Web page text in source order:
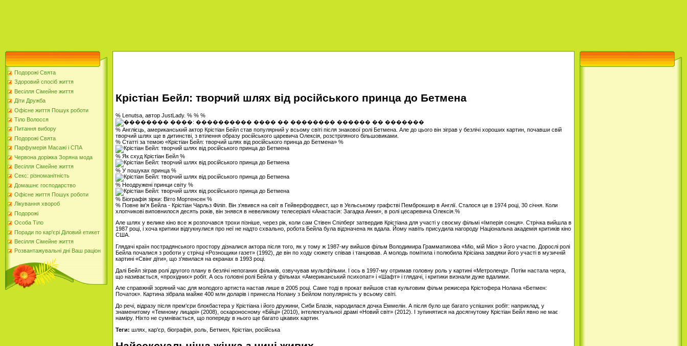
Подорожі Свята
Здоровий спосіб життя
Весілля Сімейне життя
Діти Дружба
Офісне життя Пошук роботи
Тіло Волосся
Питання вибору
Подорожі Свята
Парфумерія Масажі і СПА
Червона доріжка Зоряна мода
Весілля Сімейне життя
Секс: різноманітність
Домашнє господарство
Офісне життя Пошук роботи
Лікування хвороб
Подорожі
Особа Тіло
Поради по кар'єрі Діловий етикет
Весілля Сімейне життя
Розвантажувальні дні Ваш раціон
Крістіан Бейл: творчий шлях від російського принца до Бетмена
% Lenutsa, автор JustLady. % % %
% Англієць, американський актор Крістіан Бейл став популярний у всьому світі після знакової ролі Бетмена. Але до цього він зіграв у безлічі хороших картин, почавши свій
творчий шлях ще в дитинстві, з втілення образу російського царевича Олексія, розстріляного більшовиками.
% Статті за темою «Крістіан Бейл: творчий шлях від російського принца до Бетмена» %
% Як схуд Крістіан Бейл %
% У пошуках принца %
% Неодружені принци світу %
% Біографія зірки: Вігго Мортенсен %
% Повне ім'я Бейла - Крістіан Чарльз Філіп. Він з'явився на світ в Гейверфордвест, що в Уельському графстві Пемброкшир в Англії. Сталося це в 1974 році, 30 січня. Коли
хлопчикові виповнилося десять років, він знявся в невеликому телесеріалі «Анастасія: Загадка Анни», в ролі цесаревича Олексія.%
Але шлях у велике кіно все ж розпочався трохи пізніше, через рік, коли сам Стівен Спілберг затвердив Крістіана для участі у своєму фільмі «Імперія сонця». Стрічка вийшла в
1987 році, і хоча критики відгукнулися про неї не надто схвально, робота Бейла була відзначена як вдала. Йому навіть присудила нагороду Національна академія критиків кіно
США.
Глядачі країн пострадянського простору дізналися актора після того, як у тому ж 1987-му вийшов фільм Володимира Грамматикова «Міо, мій Міо» з його участю. Дорослі ролі
Бейла почалися з роботи у стрічці «Рознощики газет» (1992), де він по ходу сюжету співав і танцював. А молодь помітила і полюбила Крісіана завдяки його участі в музичній
картині «Свінг діти», що з'явилася на екранах в 1993 році.
Далі Бейл зіграв ролі другого плану в безлічі непоганих фільмів, озвучував мультфільми. І ось в 1997-му отримав головну роль у картині «Метроленд». Потім настала черга,
що називається, «прохідних» робіт. А ось головні ролі Бейла у фільмах «Американський психопат» і «Шафт» і глядачі, і критики визнали дуже вдалими.
Але справжній зоряний час для молодого артиста настав лише в 2005 році. Саме тоді в прокат вийшов став культовим фільм режисера Крістофера Нолана «Бетмен:
Початок». Картина зібрала майже 400 млн доларів і принесла Нолану з Бейлом популярність у всьому світі.
До речі, відразу після прем'єри блокбастера у Крістіана і його дружини, Сиби Блазік, народилася дочка Еммелін. А після було ще багато успішних робіт: наприклад, у
знаменитому «Темному лицарі» (2008), оскароносному «Бійці» (2010), інтелектуальної драмі «Новий світ» (2012). І зупинятися на досягнутому Крістіан Бейл явно не має
наміру. Ніхто не сумнівається, що попереду в нього ще багато цікавих картин.
Теги: шлях, кар'єр, біографія, роль, Бетмен, Крістіан, російська